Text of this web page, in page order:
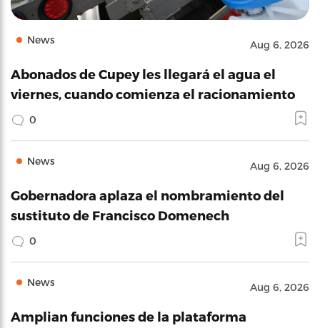
News Aug 6, 2026
Abonados de Cupey les llegará el agua el
viernes, cuando comienza el racionamiento
0
News Aug 6, 2026
Gobernadora aplaza el nombramiento del
sustituto de Francisco Domenech
0
News Aug 6, 2026
Amplian funciones de la plataforma